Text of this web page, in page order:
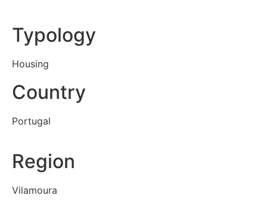
Typology
Housing
Country
Portugal
Region
Vilamoura